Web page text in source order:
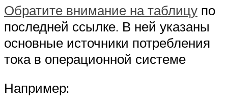
Обратите внимание на таблицу по
последней ссылке. В ней указаны
основные источники потребления
тока в операционной системе
Например: